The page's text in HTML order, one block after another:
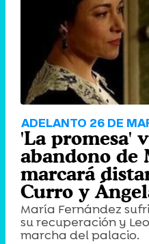
ADELANTO 26 DE
'La promesa'
abandono de
marcará
Curro y
María Fernández
su recuperación y
marcha del palacio.